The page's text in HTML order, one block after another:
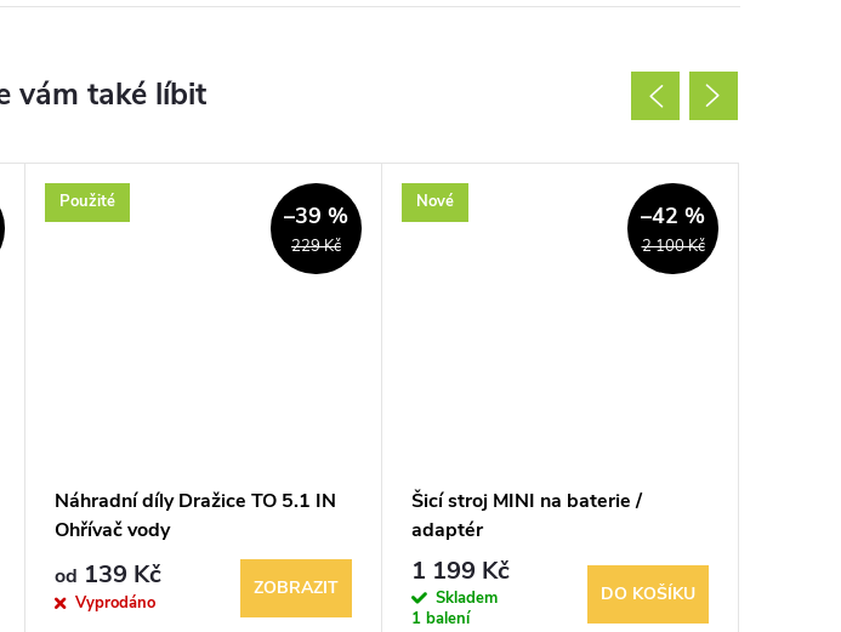
Použité
229 Kč
–39 %
Náhradní díly Dražice TO 5.1 IN
Ohřívač vody
od 139 Kč
Vyprodáno
ZOBRAZIT
Nové
2 100 Kč
–42 %
Šicí stroj MINI na baterie /
adaptér
1 199 Kč
Skladem
1 balení
DO KOŠÍKU